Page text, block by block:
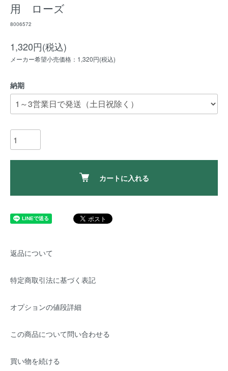
用 ローズ
8006572
1,320円(税込)
メーカー希望小売価格：1,320円(税込)
納期
カートに入れる
返品について
特定商取引法に基づく表記
オプションの値段詳細
この商品について問い合わせる
買い物を続ける